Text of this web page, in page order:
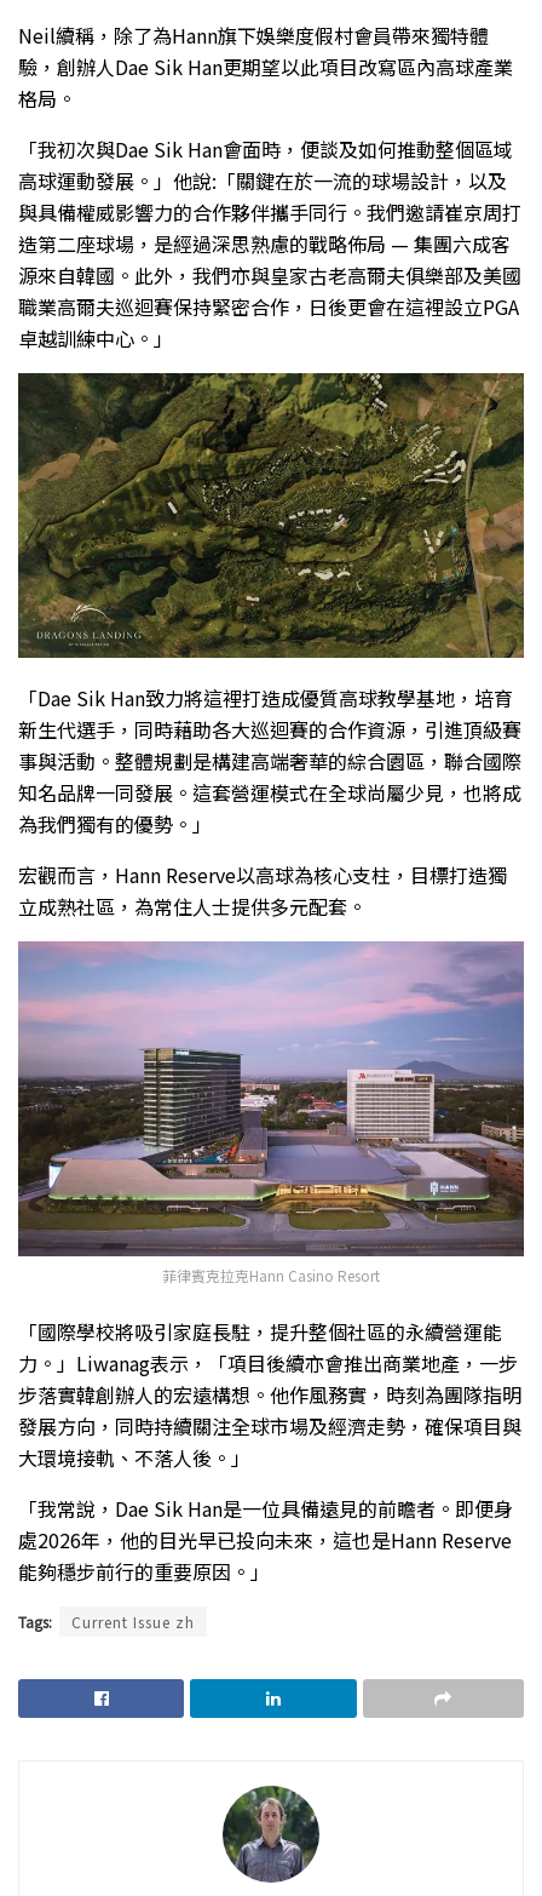
Neil續稱，除了為Hann旗下娛樂度假村會員帶來獨特體
驗，創辦人Dae Sik Han更期望以此項目改寫區內高球產業
格局。
「我初次與Dae Sik Han會面時，便談及如何推動整個區域
高球運動發展。」他說:「關鍵在於一流的球場設計，以及
與具備權威影響力的合作夥伴攜手同行。我們邀請崔京周打
造第二座球場，是經過深思熟慮的戰略佈局 — 集團六成客
源來自韓國。此外，我們亦與皇家古老高爾夫俱樂部及美國
職業高爾夫巡迴賽保持緊密合作，日後更會在這裡設立PGA
卓越訓練中心。」
「Dae Sik Han致力將這裡打造成優質高球教學基地，培育
新生代選手，同時藉助各大巡迴賽的合作資源，引進頂級賽
事與活動。整體規劃是構建高端奢華的綜合園區，聯合國際
知名品牌一同發展。這套營運模式在全球尚屬少見，也將成
為我們獨有的優勢。」
宏觀而言，Hann Reserve以高球為核心支柱，目標打造獨
立成熟社區，為常住人士提供多元配套。
菲律賓克拉克Hann Casino Resort
「國際學校將吸引家庭長駐，提升整個社區的永續營運能
力。」Liwanag表示，「項目後續亦會推出商業地產，一步
步落實韓創辦人的宏遠構想。他作風務實，時刻為團隊指明
發展方向，同時持續關注全球市場及經濟走勢，確保項目與
大環境接軌、不落人後。」
「我常說，Dae Sik Han是一位具備遠見的前瞻者。即便身
處2026年，他的目光早已投向未來，這也是Hann Reserve
能夠穩步前行的重要原因。」
Tags: Current Issue zh